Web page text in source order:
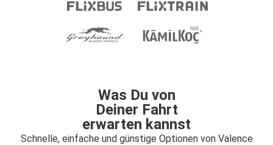
Was Du von
Deiner Fahrt
erwarten kannst
Schnelle, einfache und günstige Optionen von Valence